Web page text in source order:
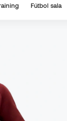
Fútbol sala